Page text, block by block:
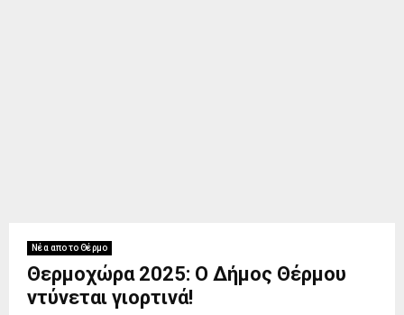
Νέα απο το Θέρμο
Θερμoχώρα 2025: Ο Δήμος Θέρμου
ντύνεται γιορτινά!